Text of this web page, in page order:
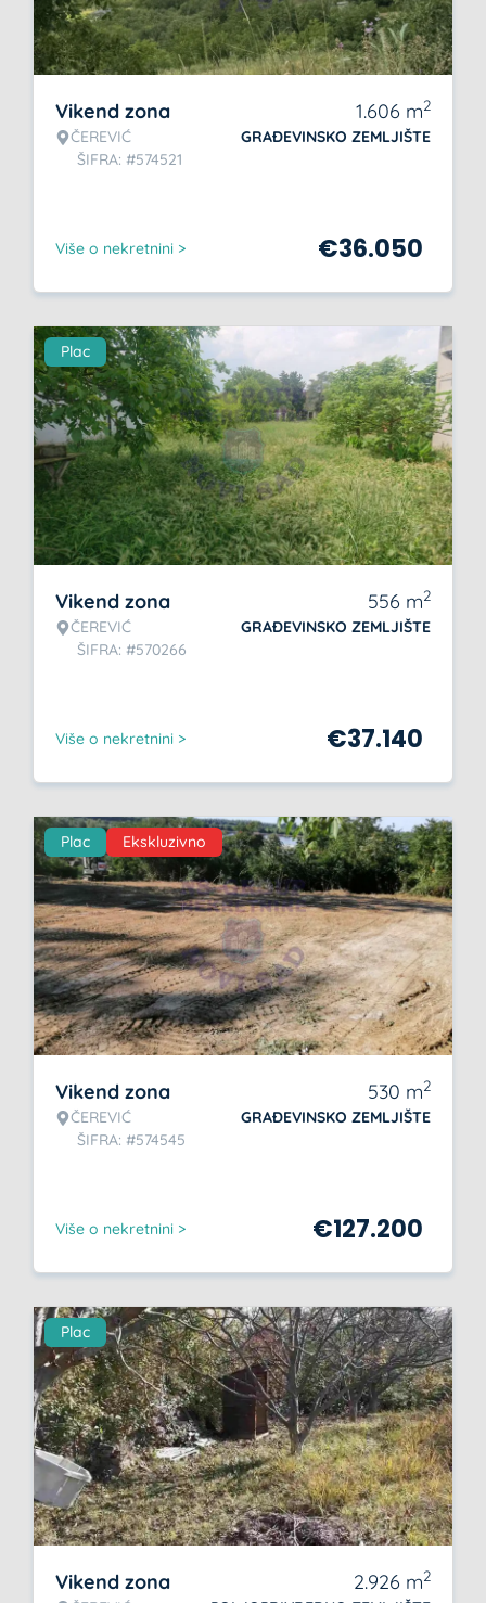
Vikend zona
ČEREVIĆ
ŠIFRA: #574521
1.606 m2
GRAĐEVINSKO ZEMLJIŠTE
Više o nekretnini > €36.050
Plac
Vikend zona
ČEREVIĆ
ŠIFRA: #570266
556 m2
GRAĐEVINSKO ZEMLJIŠTE
Više o nekretnini > €37.140
Plac Ekskluzivno
Vikend zona
ČEREVIĆ
ŠIFRA: #574545
530 m2
GRAĐEVINSKO ZEMLJIŠTE
Više o nekretnini > €127.200
Plac
Vikend zona 2.926 m2